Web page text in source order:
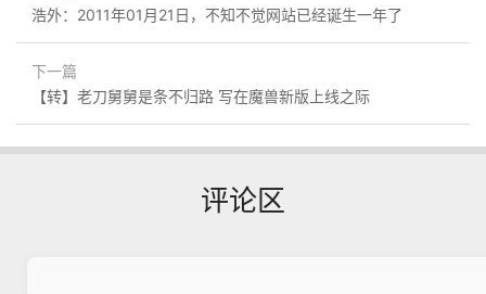
浩外：2011年01月21日，不知不觉网站已经诞生一年了
下一篇
【转】老刀舅舅是条不归路 写在魔兽新版上线之际
评论区